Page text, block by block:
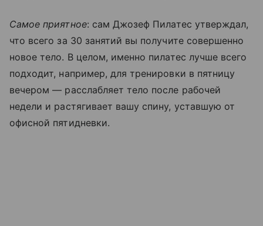
Самое приятное: сам Джозеф Пилатес утверждал,
что всего за 30 занятий вы получите совершенно
новое тело. В целом, именно пилатес лучше всего
подходит, например, для тренировки в пятницу
вечером — расслабляет тело после рабочей
недели и растягивает вашу спину, уставшую от
офисной пятидневки.